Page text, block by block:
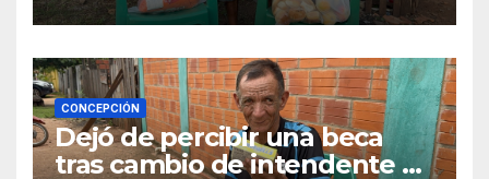
CONCEPCIÓN
Dejó de percibir una beca
tras cambio de intendente y